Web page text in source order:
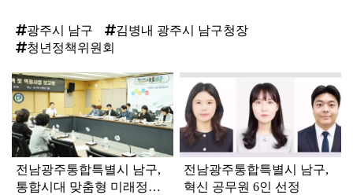
광주시 남구
김병내 광주시 남구청장
청년정책위원회
탑
라
인
전남광주통합특별시 남구,
통합시대 맞춤형 미래정책
전남광주통합특별시 남구,
혁신 공무원 6인 선정